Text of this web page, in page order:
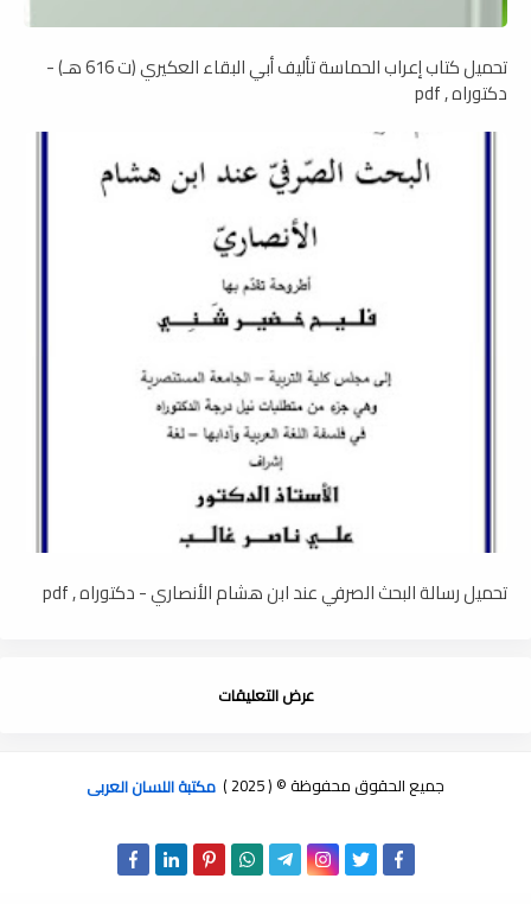
تحميل كتاب إعراب الحماسة تأليف أبي البقاء العكيري (ت 616 هـ) -
دكتوراه , pdf
تحميل رسالة البحث الصرفي عند ابن هشام الأنصاري - دكتوراه , pdf
عرض التعليقات
جميع الحقوق محفوظة © ( 2025 ) مكتبة اللسان العربى